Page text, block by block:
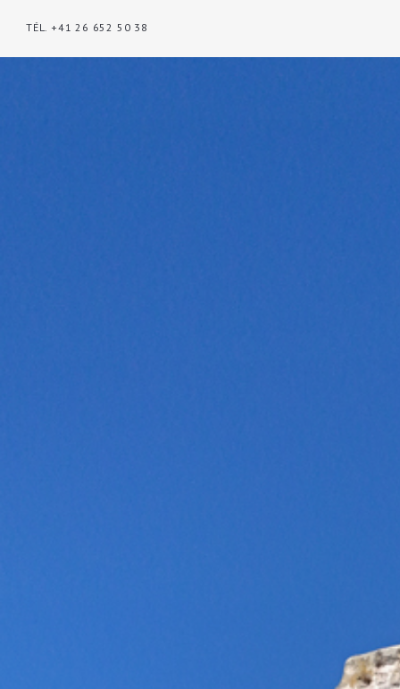
TÉL. +41 26 652 50 38